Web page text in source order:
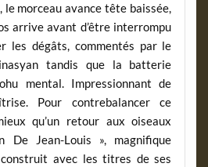
morceau avance tête baissée,
arrive avant d’être interrompu
les dégâts, commentés par le
tandis que la batterie
mental. Impressionnant de
Pour contrebalancer ce
qu’un retour aux oiseaux
De Jean-Louis », magnifique
avec les titres de ses